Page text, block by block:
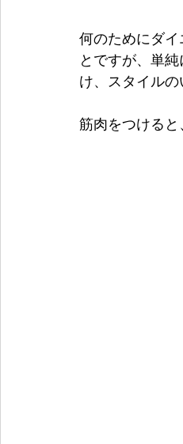
何のためにダ
とですが、単
け、スタイル
筋肉をつける